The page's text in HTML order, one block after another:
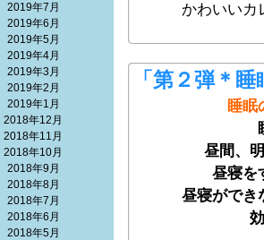
2019年7月
2019年6月
2019年5月
2019年4月
2019年3月
2019年2月
2019年1月
2018年12月
2018年11月
2018年10月
2018年9月
2018年8月
2018年7月
2018年6月
2018年5月
かわいいカ
「第２弾＊睡
睡眠
昼間、
昼寝を
昼寝ができ